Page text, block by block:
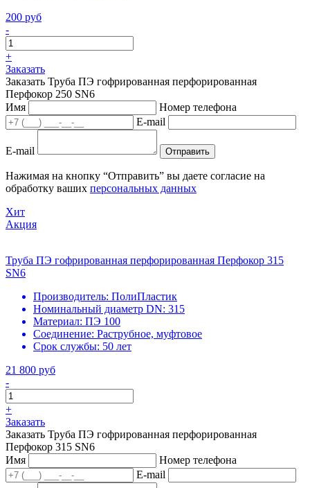
200 руб
-
+
Заказать
Заказать Труба ПЭ гофрированная перфорированная
Перфокор 250 SN6
Имя
Номер телефона
E-mail
E-mail Отправить
Нажимая на кнопку “Отправить” вы даете согласие на
обработку ваших персональных данных
Хит
Акция
Труба ПЭ гофрированная перфорированная Перфокор 315
SN6
Производитель: ПолиПластик
Номинальный диаметр DN: 315
Материал: ПЭ 100
Соединение: Раструбное, муфтовое
Срок службы: 50 лет
21 800 руб
-
+
Заказать
Заказать Труба ПЭ гофрированная перфорированная
Перфокор 315 SN6
Имя
Номер телефона
E-mail